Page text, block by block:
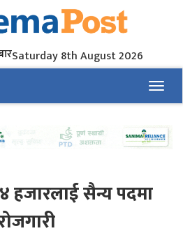
Saturday 8th August 2026
हजारलाई सैन्य पदमा